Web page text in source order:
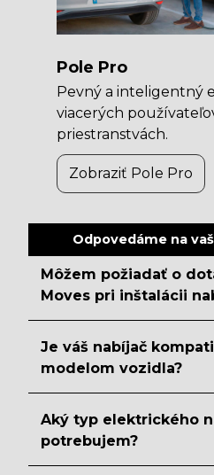
Pole Pro
Pevný a inteligentný
viacerých
priestranstvách.
Zobraziť Pole Pro
Odpovedáme na
Môžem požiadať o
Moves pri inštalácii
Je váš nabíjač
modelom vozidla?
Aký typ elektrického
potrebujem?